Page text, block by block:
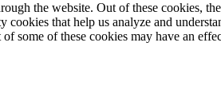
the website. Out of these cookies,
that help us analyze and
some of these cookies may have an